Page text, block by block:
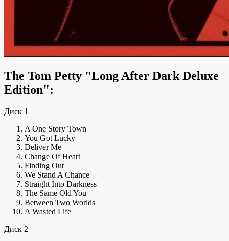
The Tom Petty "Long After Dark Deluxe
Edition":
Диск 1
A One Story Town
You Got Lucky
Deliver Me
Change Of Heart
Finding Out
We Stand A Chance
Straight Into Darkness
The Same Old You
Between Two Worlds
A Wasted Life
Диск 2